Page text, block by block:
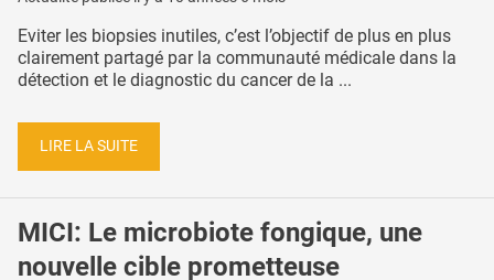
Eviter les biopsies inutiles, c’est l’objectif de plus en plus
clairement partagé par la communauté médicale dans la
détection et le diagnostic du cancer de la ...
LIRE LA SUITE
MICI: Le microbiote fongique, une
nouvelle cible prometteuse